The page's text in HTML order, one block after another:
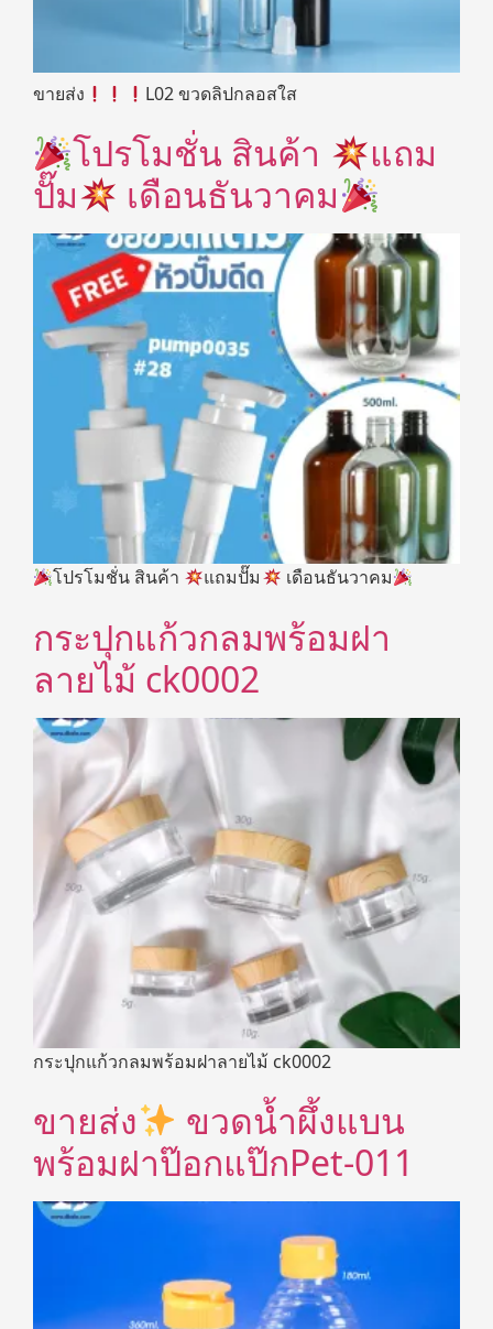
ขายส่ง L02 ขวดลิปกลอสใส
โปรโมชั่น สินค้า
แถม
ปั๊ม
เดือนธันวาคม
โปรโมชั่น สินค้า แถมปั๊ม เดือนธันวาคม
กระปุกแก้วกลมพร้อมฝา
ลายไม้ ck0002
กระปุกแก้วกลมพร้อมฝาลายไม้ ck0002
ขายส่ง
ขวดน้ำผึ้งแบน
พร้อมฝาป๊อกแป๊กPet-011